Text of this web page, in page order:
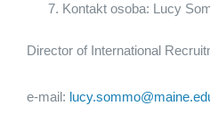
Kontakt osoba: Lucy
Director of International
e-mail: